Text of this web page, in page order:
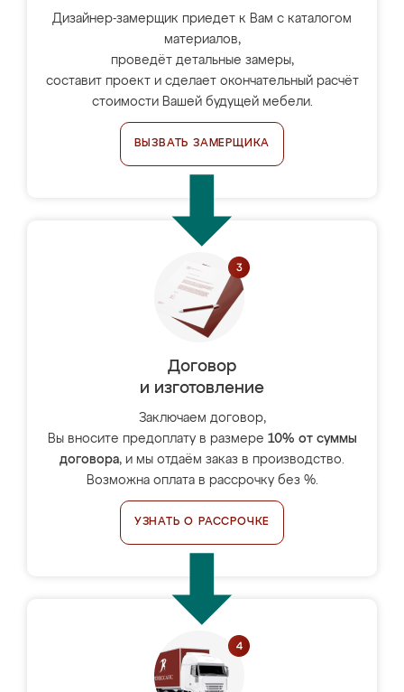
Дизайнер-замерщик приедет к Вам с каталогом
материалов,
проведёт детальные замеры,
составит проект и сделает окончательный расчёт
стоимости Вашей будущей мебели.
ВЫЗВАТЬ ЗАМЕРЩИКА
Договор
и изготовление
Заключаем договор,
Вы вносите предоплату в размере 10% от суммы
договора, и мы отдаём заказ в производство.
Возможна оплата в рассрочку без %.
УЗНАТЬ О РАССРОЧКЕ